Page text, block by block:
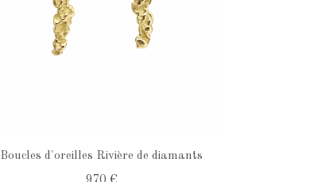
Boucles d'oreilles Rivière de diamants